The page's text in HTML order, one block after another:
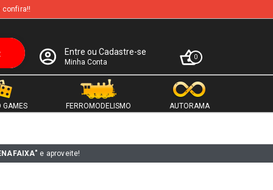
confira!!
Entre ou Cadastre-se
Minha Conta
0
GAMES FERROMODELISMO AUTORAMA
e aproveite!